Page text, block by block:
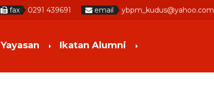
fax 0291 439691 email ybpm_kudus@yahoo.com
Yayasan Ikatan Alumni